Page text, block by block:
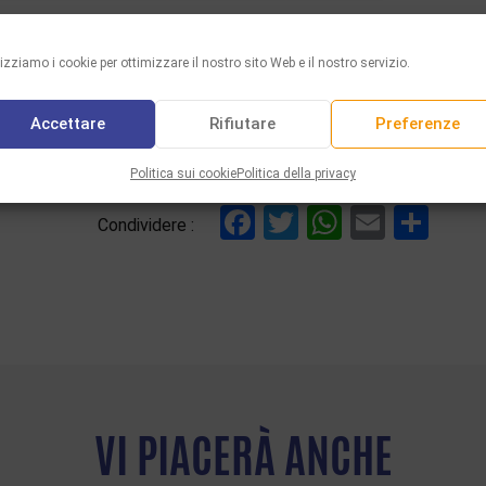
i cookie per ottimizzare il nostro sito Web e il nostro servizio.
Accettare Rifiutare Preferenze
Politica sui cookiePolitica della privacy
Condividere : Facebook
Twitter
WhatsApp
Email
VI PIACERÀ ANCHE